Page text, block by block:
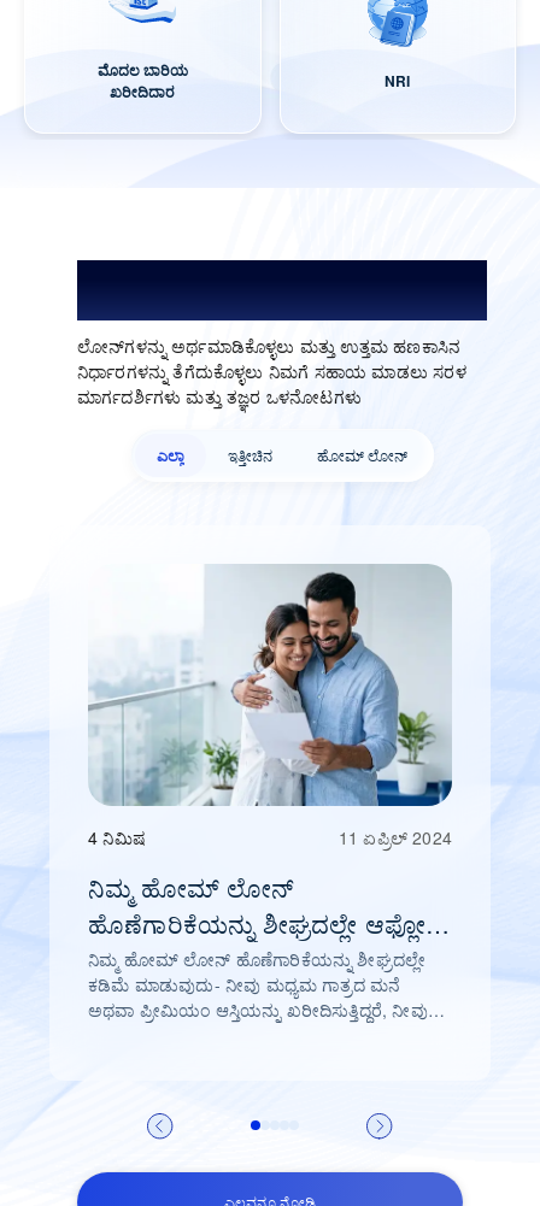
ಮೊದಲ ಬಾರಿಯ
ಖರೀದಿದಾರ
NRI
ಲೋನ್‌ಗಳನ್ನು ಅರ್ಥಮಾಡಿಕೊಳ್ಳಲು ಮತ್ತು ಉತ್ತಮ ಹಣಕಾಸಿನ
ನಿರ್ಧಾರಗಳನ್ನು ತೆಗೆದುಕೊಳ್ಳಲು ನಿಮಗೆ ಸಹಾಯ ಮಾಡಲು ಸರಳ
ಮಾರ್ಗದರ್ಶಿಗಳು ಮತ್ತು ತಜ್ಞರ ಒಳನೋಟಗಳು
ಎಲ್ಲಾ ಇತ್ತೀಚಿನ ಹೋಮ್ ಲೋನ್‌
4 ನಿಮಿಷ 11 ಏಪ್ರಿಲ್ 2024
ನಿಮ್ಮ ಹೋಮ್ ಲೋನ್
ಹೊಣೆಗಾರಿಕೆಯನ್ನು ಶೀಘ್ರದಲ್ಲೇ ಆಫ್ಲೋಡ್
ಮಾಡಲಾಗುತ್ತಿದೆ
ನಿಮ್ಮ ಹೋಮ್ ಲೋನ್ ಹೊಣೆಗಾರಿಕೆಯನ್ನು ಶೀಘ್ರದಲ್ಲೇ
ಕಡಿಮೆ ಮಾಡುವುದು- ನೀವು ಮಧ್ಯಮ ಗಾತ್ರದ ಮನೆ
ಅಥವಾ ಪ್ರೀಮಿಯಂ ಆಸ್ತಿಯನ್ನು ಖರೀದಿಸುತ್ತಿದ್ದರೆ, ನೀವು
ಎಲ್ಲವನ್ನೂ ನೋಡಿ